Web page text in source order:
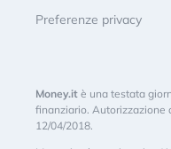
Preferenze privacy
Money.it è una testata
finanziario. Autorizzazione
12/04/2018.